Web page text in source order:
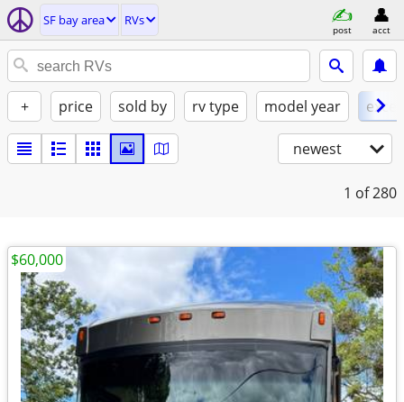
SF bay area RVs
post acct
+ price sold by rv type model year
newest
1 of 280
$60,000